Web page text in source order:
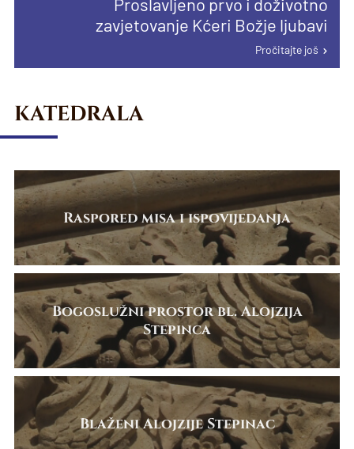
Proslavljeno prvo i doživotno
zavjetovanje Kćeri Božje ljubavi
Pročitajte još
proglašenju papinske manje bazilike u
Karlovcu
Pročitajte još
Pročitajte još
Pročitajte još
KATEDRALA
Raspored misa i ispovijedanja
Bogoslužni prostor bl. Alojzija
Stepinca
Blaženi Alojzije Stepinac